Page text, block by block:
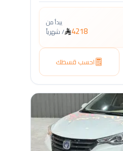
يبدأ من
4218
/شهرياً
احسب قسطك